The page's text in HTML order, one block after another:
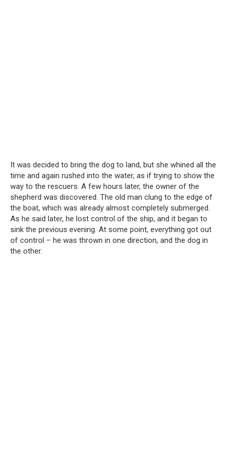
It was decided to bring the dog to land, but she whined all the
time and again rushed into the water, as if trying to show the
way to the rescuers. A few hours later, the owner of the
shepherd was discovered. The old man clung to the edge of
the boat, which was already almost completely submerged.
As he said later, he lost control of the ship, and it began to
sink the previous evening. At some point, everything got out
of control – he was thrown in one direction, and the dog in
the other.